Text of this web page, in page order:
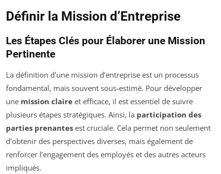
Définir la Mission d’Entreprise
Les Étapes Clés pour Élaborer une Mission
Pertinente
La définition d’une mission d’entreprise est un processus
fondamental, mais souvent sous-estimé. Pour développer
une mission claire et efficace, il est essentiel de suivre
plusieurs étapes stratégiques. Ainsi, la participation des
parties prenantes est cruciale. Cela permet non seulement
d’obtenir des perspectives diverses, mais également de
renforcer l’engagement des employés et des autres acteurs
impliqués.